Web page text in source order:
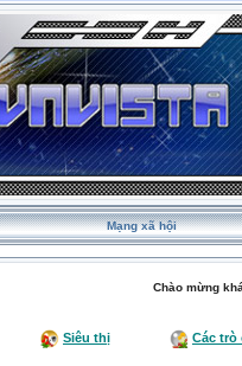
Mạng xã hội
Chào mừng
Siêu thị Các trò